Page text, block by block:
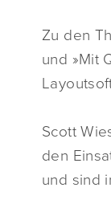
Zu den
und »Mit
Scott
den
und sind